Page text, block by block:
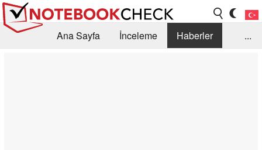
Ana Sayfa İnceleme
Haberler
...